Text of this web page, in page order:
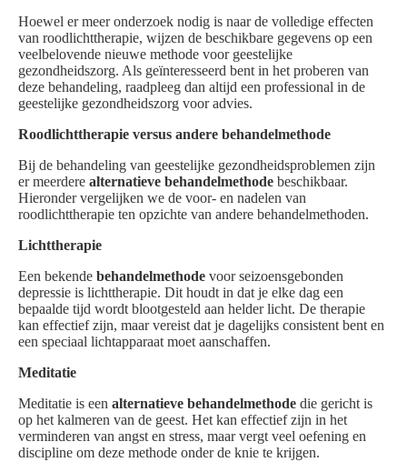
Hoewel er meer onderzoek nodig is naar de volledige effecten
van roodlichttherapie, wijzen de beschikbare gegevens op een
veelbelovende nieuwe methode voor geestelijke
gezondheidszorg. Als geïnteresseerd bent in het proberen van
deze behandeling, raadpleeg dan altijd een professional in de
geestelijke gezondheidszorg voor advies.
Roodlichttherapie versus andere behandelmethode
Bij de behandeling van geestelijke gezondheidsproblemen zijn
er meerdere alternatieve behandelmethode beschikbaar.
Hieronder vergelijken we de voor- en nadelen van
roodlichttherapie ten opzichte van andere behandelmethoden.
Lichttherapie
Een bekende behandelmethode voor seizoensgebonden
depressie is lichttherapie. Dit houdt in dat je elke dag een
bepaalde tijd wordt blootgesteld aan helder licht. De therapie
kan effectief zijn, maar vereist dat je dagelijks consistent bent en
een speciaal lichtapparaat moet aanschaffen.
Meditatie
Meditatie is een alternatieve behandelmethode die gericht is
op het kalmeren van de geest. Het kan effectief zijn in het
verminderen van angst en stress, maar vergt veel oefening en
discipline om deze methode onder de knie te krijgen.